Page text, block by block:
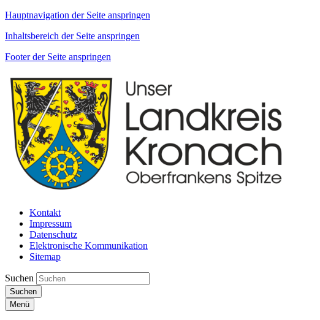
Hauptnavigation der Seite anspringen
Inhaltsbereich der Seite anspringen
Footer der Seite anspringen
Kontakt
Impressum
Datenschutz
Elektronische Kommunikation
Sitemap
Suchen
Suchen
Menü